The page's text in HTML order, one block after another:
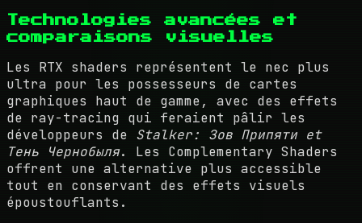
Technologies avancées et
comparaisons visuelles
Les RTX shaders représentent le nec plus
ultra pour les possesseurs de cartes
graphiques haut de gamme, avec des effets
de ray-tracing qui feraient pâlir les
développeurs de Stalker: Зов Припяти et
Тень Чернобыля. Les Complementary Shaders
offrent une alternative plus accessible
tout en conservant des effets visuels
époustouflants.